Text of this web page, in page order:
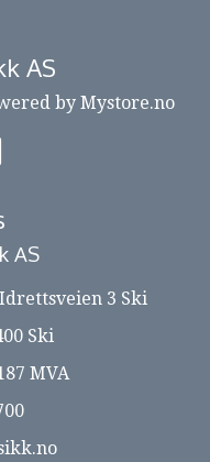
AS
by Mystore.no
AS
3 Ski
Ski
MVA